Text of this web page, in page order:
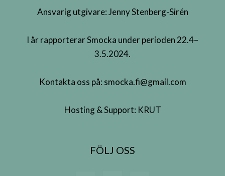
Ansvarig utgivare: Jenny Stenberg-Sirén
I år rapporterar Smocka under perioden 22.4–
3.5.2024.
Kontakta oss på: smocka.fi@gmail.com
Hosting & Support: KRUT
FÖLJ OSS